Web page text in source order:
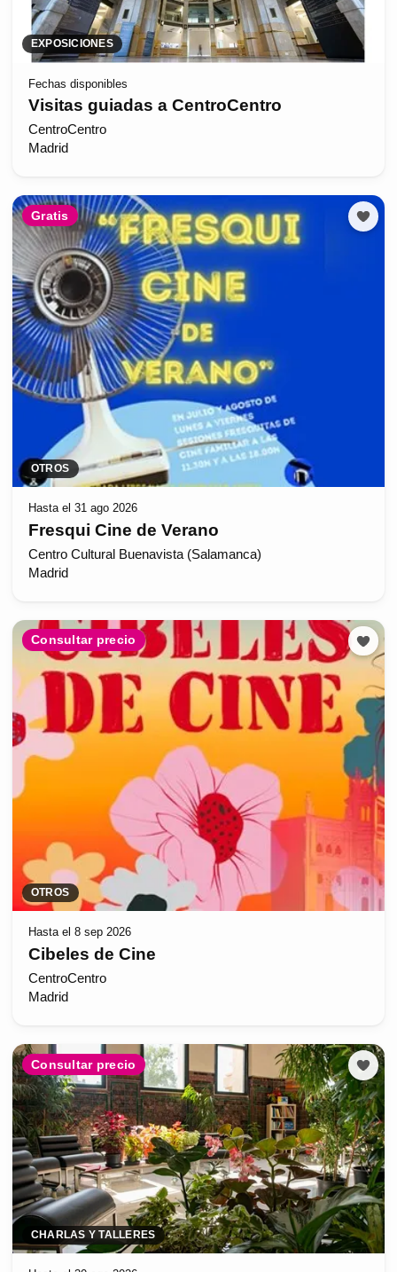
EXPOSICIONES
Fechas disponibles
Visitas guiadas a CentroCentro
CentroCentro
Madrid
Gratis
OTROS
Hasta el 31 ago 2026
Fresqui Cine de Verano
Centro Cultural Buenavista (Salamanca)
Madrid
Consultar precio
OTROS
Hasta el 8 sep 2026
Cibeles de Cine
CentroCentro
Madrid
Consultar precio
CHARLAS Y TALLERES